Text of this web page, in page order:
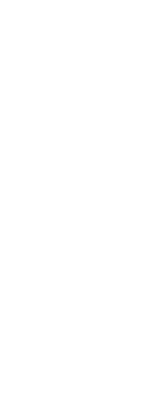
Срок
24 часа при t° от
✅ Пицца Мясное
✅ Пицца Мясное
✅ Пицца Мясное
Добавьте к